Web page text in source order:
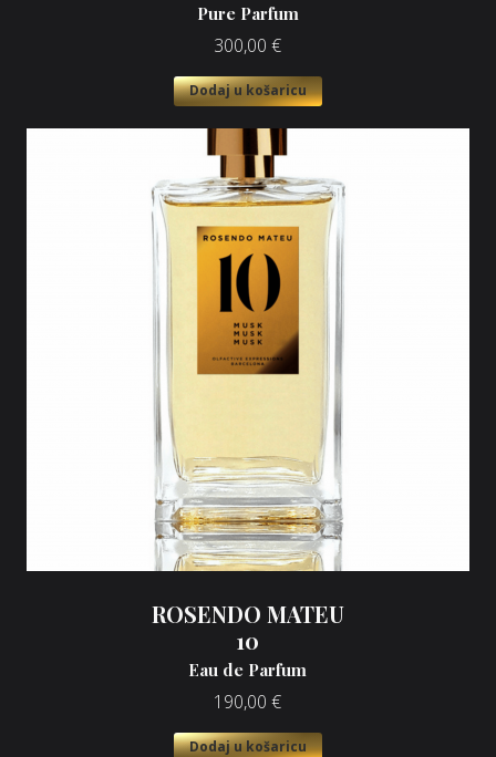
Pure Parfum
300,00 €
Dodaj u košaricu
ROSENDO MATEU
10
Eau de Parfum
190,00 €
Dodaj u košaricu